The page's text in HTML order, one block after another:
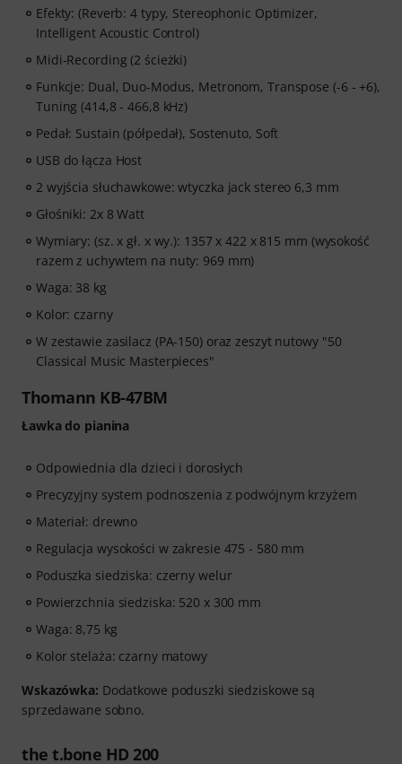
Efekty: (Reverb: 4 typy, Stereophonic Optimizer,
Intelligent Acoustic Control)
Midi-Recording (2 ścieżki)
Funkcje: Dual, Duo-Modus, Metronom, Transpose (-6 - +6),
Tuning (414,8 - 466,8 kHz)
Pedał: Sustain (półpedał), Sostenuto, Soft
USB do łącza Host
2 wyjścia słuchawkowe: wtyczka jack stereo 6,3 mm
Głośniki: 2x 8 Watt
Wymiary: (sz. x gł. x wy.): 1357 x 422 x 815 mm (wysokość
razem z uchywtem na nuty: 969 mm)
Waga: 38 kg
Kolor: czarny
W zestawie zasilacz (PA-150) oraz zeszyt nutowy "50
Classical Music Masterpieces"
Thomann KB-47BM
Ławka do pianina
Odpowiednia dla dzieci i dorosłych
Precyzyjny system podnoszenia z podwójnym krzyżem
Materiał: drewno
Regulacja wysokości w zakresie 475 - 580 mm
Poduszka siedziska: czerny welur
Powierzchnia siedziska: 520 x 300 mm
Waga: 8,75 kg
Kolor stelaża: czarny matowy
Wskazówka: Dodatkowe poduszki siedziskowe są
sprzedawane sobno.
the t.bone HD 200